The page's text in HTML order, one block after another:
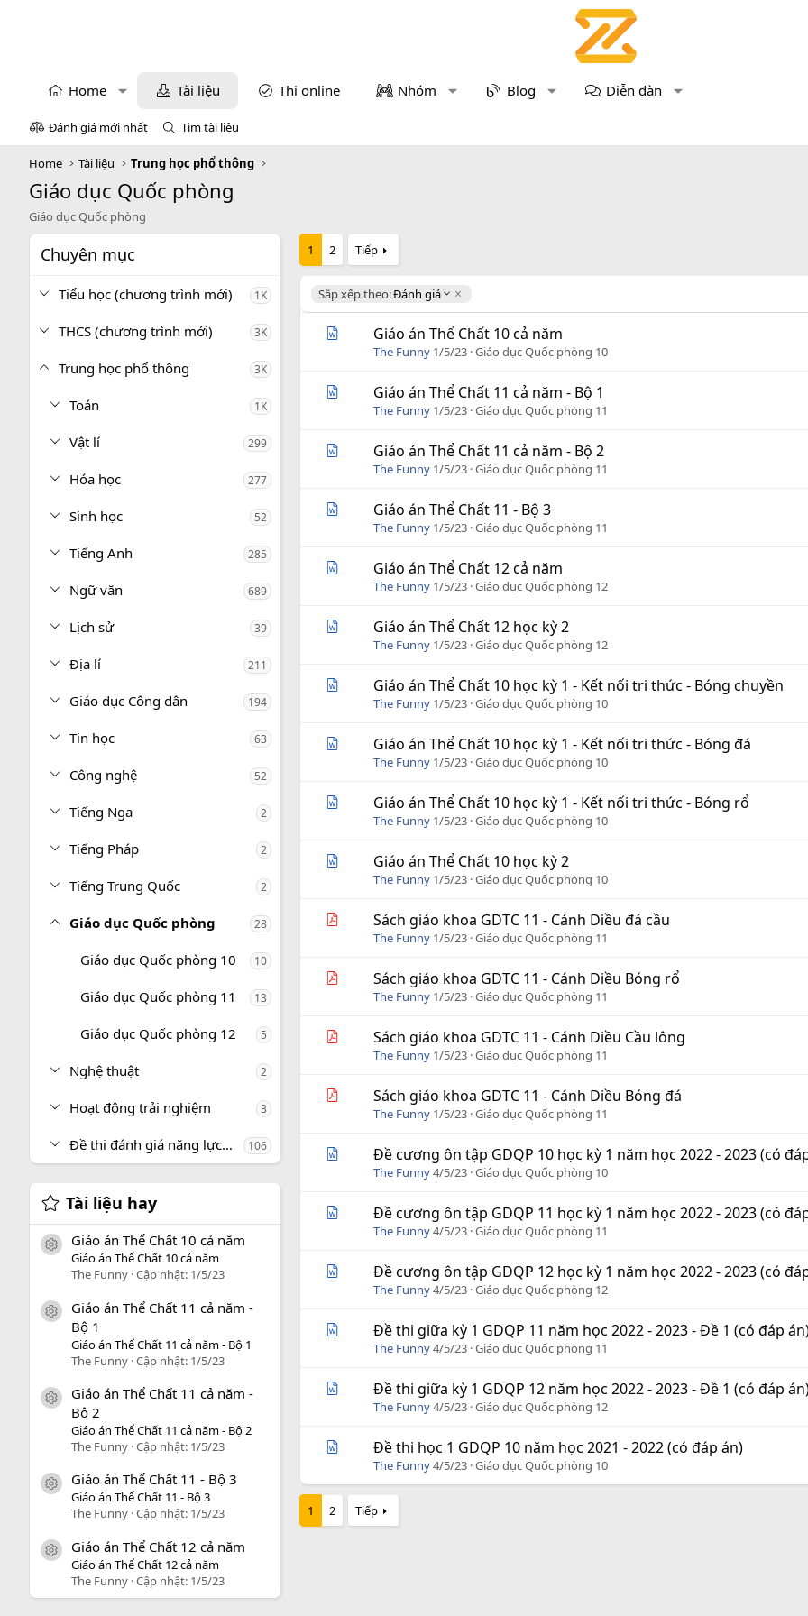
Home Tài liệu Thi online Nhóm Blog Diễn đàn
Đánh giá mới nhất Tìm tài liệu
Home Tài liệu Trung học phổ thông
Giáo dục Quốc phòng
Giáo dục Quốc phòng
Chuyên mục
Tiểu học (chương trình mới) 1K
THCS (chương trình mới) 3K
Trung học phổ thông 3K
Toán 1K
Vật lí 299
Hóa học 277
Sinh học 52
Tiếng Anh 285
Ngữ văn 689
Lịch sử 39
Địa lí 211
Giáo dục Công dân 194
Tin học 63
Công nghệ 52
Tiếng Nga 2
Tiếng Pháp 2
Tiếng Trung Quốc 2
Giáo dục Quốc phòng 28
Giáo dục Quốc phòng 10 10
Giáo dục Quốc phòng 11 13
Giáo dục Quốc phòng 12 5
Nghệ thuật 2
Hoạt động trải nghiệm 3
Đề thi đánh giá năng lực, tư duy 106
Tài liệu hay
icon tài liệu
Giáo án Thể Chất 10 cả năm
Giáo án Thể Chất 10 cả năm
The Funny Cập nhật: 1/5/23
icon tài liệu
Giáo án Thể Chất 11 cả năm -
Bộ 1
Giáo án Thể Chất 11 cả năm - Bộ 1
The Funny Cập nhật: 1/5/23
icon tài liệu
Giáo án Thể Chất 11 cả năm -
Bộ 2
Giáo án Thể Chất 11 cả năm - Bộ 2
The Funny Cập nhật: 1/5/23
icon tài liệu
Giáo án Thể Chất 11 - Bộ 3
Giáo án Thể Chất 11 - Bộ 3
The Funny Cập nhật: 1/5/23
icon tài liệu
Giáo án Thể Chất 12 cả năm
Giáo án Thể Chất 12 cả năm
The Funny Cập nhật: 1/5/23
1 2 Tiếp
Sắp xếp theo:Đánh giá
D
e
Giáo án Thể Chất 10 cả năm
The Funny 1/5/23 Giáo dục Quốc phòng 10
Giáo án Thể Chất 11 cả năm - Bộ 1
The Funny 1/5/23 Giáo dục Quốc phòng 11
Giáo án Thể Chất 11 cả năm - Bộ 2
The Funny 1/5/23 Giáo dục Quốc phòng 11
Giáo án Thể Chất 11 - Bộ 3
The Funny 1/5/23 Giáo dục Quốc phòng 11
Giáo án Thể Chất 12 cả năm
The Funny 1/5/23 Giáo dục Quốc phòng 12
Giáo án Thể Chất 12 học kỳ 2
The Funny 1/5/23 Giáo dục Quốc phòng 12
Giáo án Thể Chất 10 học kỳ 1 - Kết nối tri thức - Bóng chuyền
The Funny 1/5/23 Giáo dục Quốc phòng 10
Giáo án Thể Chất 10 học kỳ 1 - Kết nối tri thức - Bóng đá
The Funny 1/5/23 Giáo dục Quốc phòng 10
Giáo án Thể Chất 10 học kỳ 1 - Kết nối tri thức - Bóng rổ
The Funny 1/5/23 Giáo dục Quốc phòng 10
Giáo án Thể Chất 10 học kỳ 2
The Funny 1/5/23 Giáo dục Quốc phòng 10
Sách giáo khoa GDTC 11 - Cánh Diều đá cầu
The Funny 1/5/23 Giáo dục Quốc phòng 11
Sách giáo khoa GDTC 11 - Cánh Diều Bóng rổ
The Funny 1/5/23 Giáo dục Quốc phòng 11
Sách giáo khoa GDTC 11 - Cánh Diều Cầu lông
The Funny 1/5/23 Giáo dục Quốc phòng 11
Sách giáo khoa GDTC 11 - Cánh Diều Bóng đá
The Funny 1/5/23 Giáo dục Quốc phòng 11
Đề cương ôn tập GDQP 10 học kỳ 1 năm học 2022 - 2023 (có
The Funny4/5/23 Giáo dục Quốc phòng 10
Đề cương ôn tập GDQP 11 học kỳ 1 năm học 2022 - 2023 (có
The Funny4/5/23 Giáo dục Quốc phòng 11
Đề cương ôn tập GDQP 12 học kỳ 1 năm học 2022 - 2023 (có
The Funny4/5/23 Giáo dục Quốc phòng 12
Đề thi giữa kỳ 1 GDQP 11 năm học 2022 - 2023 - Đề 1 (có đáp
The Funny4/5/23 Giáo dục Quốc phòng 11
Đề thi giữa kỳ 1 GDQP 12 năm học 2022 - 2023 - Đề 1 (có đáp
The Funny4/5/23 Giáo dục Quốc phòng 12
Đề thi học 1 GDQP 10 năm học 2021 - 2022 (có đáp án)
The Funny4/5/23 Giáo dục Quốc phòng 10
1 2 Tiếp